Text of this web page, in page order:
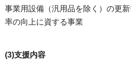
事業用設備（汎用品を除く）の更
率の向上に資する事業
(3)支援内容